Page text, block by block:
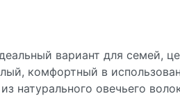
вариант для семей,
комфортный в
овечьего